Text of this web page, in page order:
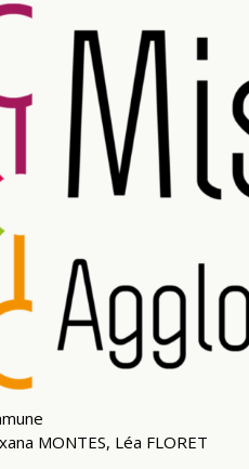
MONTES, Léa FLORET